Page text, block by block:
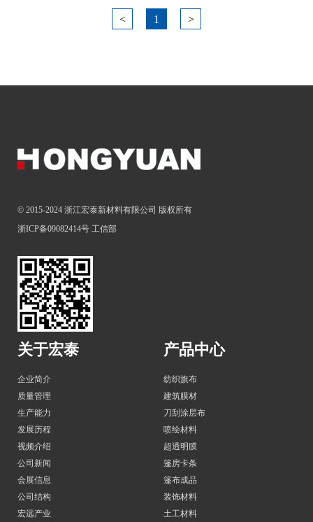
< 1 >
© 2015-2024 浙江宏泰新材料有限公司 版权所有
浙ICP备09082414号 工信部
关于宏泰
企业简介
质量管理
生产能力
发展历程
视频介绍
公司新闻
会展信息
公司结构
宏远产业
产品中心
纺织旗布
建筑膜材
刀刮涂层布
喷绘材料
超透明膜
篷房卡条
篷布成品
装饰材料
土工材料